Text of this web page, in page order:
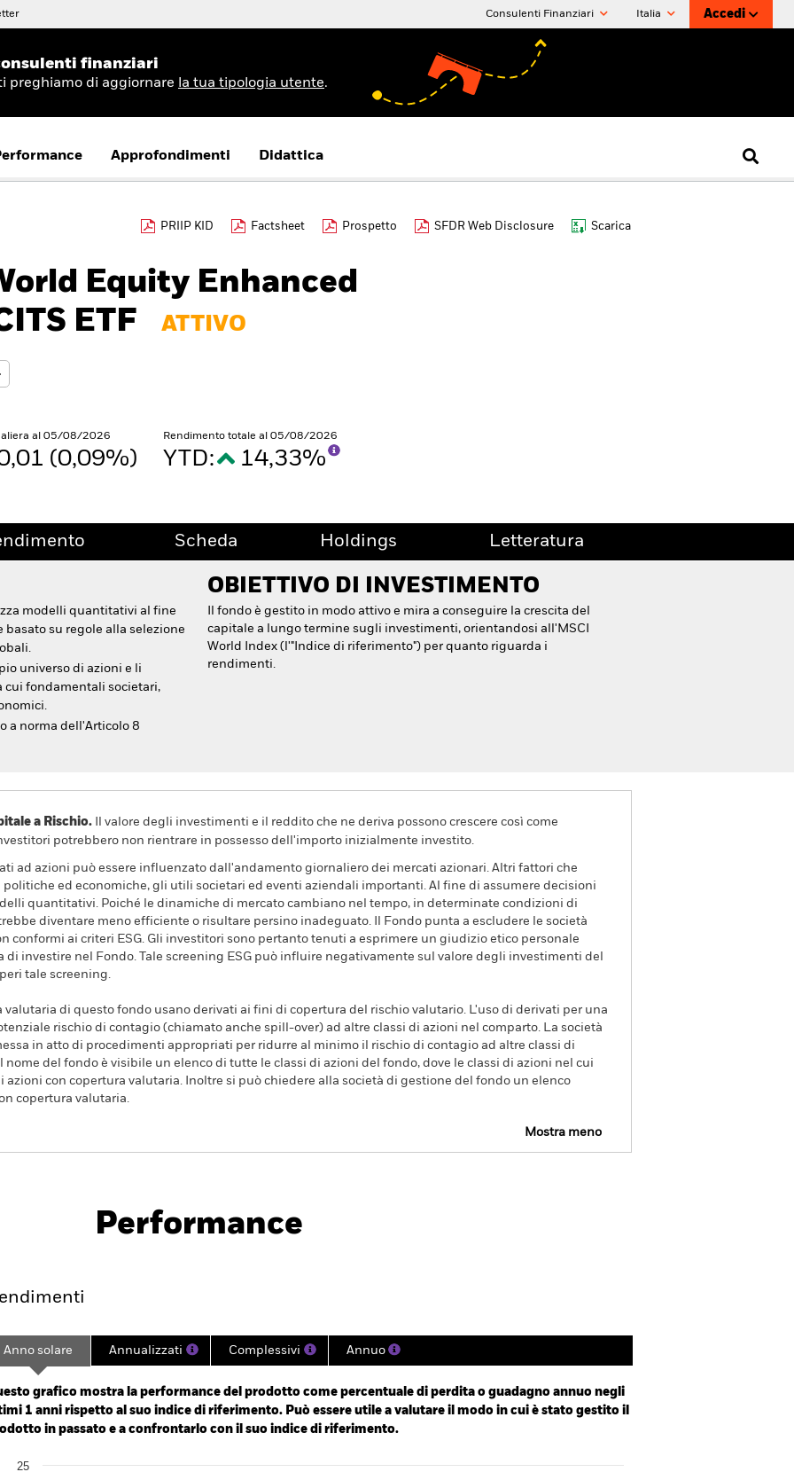
Consulenti Finanziari Italia Accedi
finanziari
preghiamo di aggiornare la tua tipologia utente.
Approfondimenti Didattica
PRIIP KID Factsheet Prospetto SFDR Web Disclosure Scarica
Equity Enhanced
ETF
ATTIVO
al 05/08/2026
(0,09%)
Rendimento totale al 05/08/2026
YTD: 14,33%
Scheda Holdings Letteratura
modelli quantitativi al fine
su regole alla selezione
universo di azioni e li
cui fondamentali societari,
a norma dell'Articolo 8
OBIETTIVO DI INVESTIMENTO
Il fondo è gestito in modo attivo e mira a conseguire la crescita del
capitale a lungo termine sugli investimenti, orientandosi all'MSCI
World Index (l'"Indice di riferimento") per quanto riguarda i
rendimenti.
a Rischio. Il valore degli investimenti e il reddito che ne deriva possono crescere così come
potrebbero non rientrare in possesso dell'importo inizialmente investito.
ad azioni può essere influenzato dall'andamento giornaliero dei mercati azionari. Altri fattori che
ed economiche, gli utili societari ed eventi aziendali importanti. Al fine di assumere decisioni
quantitativi. Poiché le dinamiche di mercato cambiano nel tempo, in determinate condizioni di
diventare meno efficiente o risultare persino inadeguato. Il Fondo punta a escludere le società
conformi ai criteri ESG. Gli investitori sono pertanto tenuti a esprimere un giudizio etico personale
di investire nel Fondo. Tale screening ESG può influire negativamente sul valore degli investimenti del
tale screening.
valutaria di questo fondo usano derivati ai fini di copertura del rischio valutario. L'uso di derivati per una
rischio di contagio (chiamato anche spill-over) ad altre classi di azioni nel comparto. La società
in atto di procedimenti appropriati per ridurre al minimo il rischio di contagio ad altre classi di
nome del fondo è visibile un elenco di tutte le classi di azioni del fondo, dove le classi di azioni nel cui
azioni con copertura valutaria. Inoltre si può chiedere alla società di gestione del fondo un elenco
copertura valutaria.
Mostra meno
Performance
2024-07-22 00:00:00 to 2026-08-05 00:00:00.
-40 to 80.
Anno solare Annualizzati Complessivi Annuo
grafico mostra la performance del prodotto come percentuale di perdita o guadagno annuo negli
1 anni rispetto al suo indice di riferimento. Può essere utile a valutare il modo in cui è stato gestito il
in passato e a confrontarlo con il suo indice di riferimento.
25